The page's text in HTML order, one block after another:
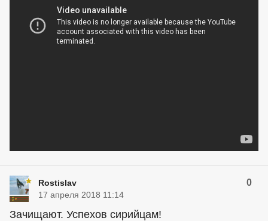
Rostislav 0
17 апреля 2018 11:14
Зачищают. Успехов сирийцам!